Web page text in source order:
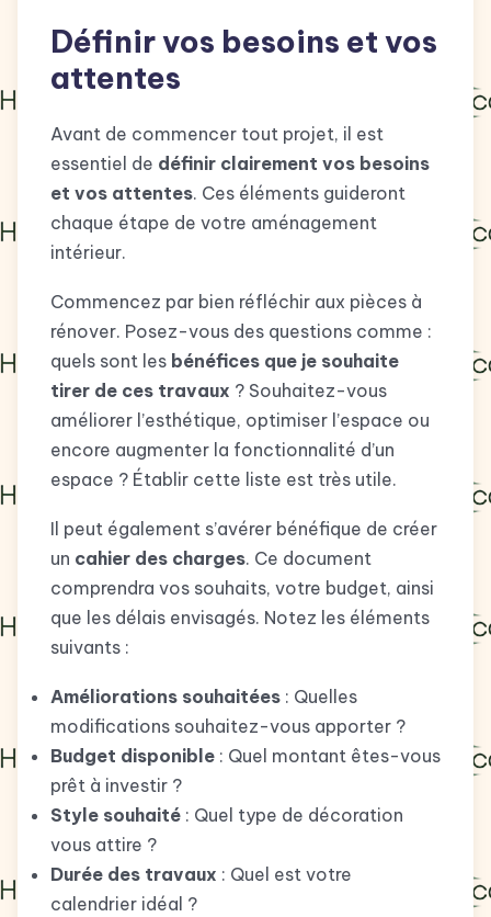
Définir vos besoins et vos
attentes
Avant de commencer tout projet, il est
essentiel de définir clairement vos besoins
et vos attentes. Ces éléments guideront
chaque étape de votre aménagement
intérieur.
Commencez par bien réfléchir aux pièces à
rénover. Posez-vous des questions comme :
quels sont les bénéfices que je souhaite
tirer de ces travaux ? Souhaitez-vous
améliorer l’esthétique, optimiser l’espace ou
encore augmenter la fonctionnalité d’un
espace ? Établir cette liste est très utile.
Il peut également s’avérer bénéfique de créer
un cahier des charges. Ce document
comprendra vos souhaits, votre budget, ainsi
que les délais envisagés. Notez les éléments
suivants :
Améliorations souhaitées : Quelles
modifications souhaitez-vous apporter ?
Budget disponible : Quel montant êtes-vous
prêt à investir ?
Style souhaité : Quel type de décoration
vous attire ?
Durée des travaux : Quel est votre
calendrier idéal ?